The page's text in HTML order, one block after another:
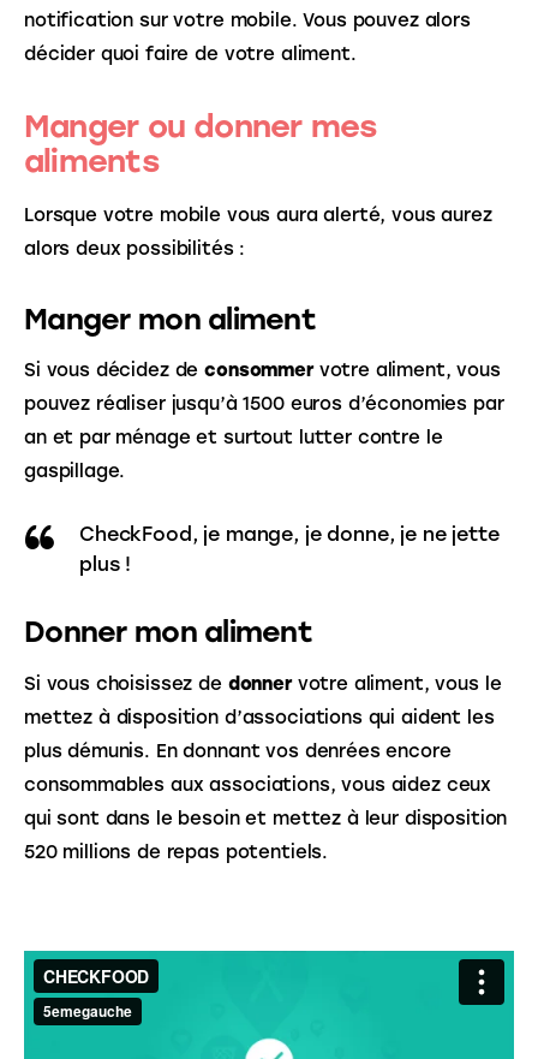
notification sur votre mobile. Vous pouvez alors
décider quoi faire de votre aliment.
Manger ou donner mes
aliments
Lorsque votre mobile vous aura alerté, vous aurez
alors deux possibilités :
Manger mon aliment
Si vous décidez de consommer votre aliment, vous
pouvez réaliser jusqu’à 1500 euros d’économies par
an et par ménage et surtout lutter contre le
gaspillage.
CheckFood, je mange, je donne, je ne jette
plus !
Donner mon aliment
Si vous choisissez de donner votre aliment, vous le
mettez à disposition d’associations qui aident les
plus démunis. En donnant vos denrées encore
consommables aux associations, vous aidez ceux
qui sont dans le besoin et mettez à leur disposition
520 millions de repas potentiels.